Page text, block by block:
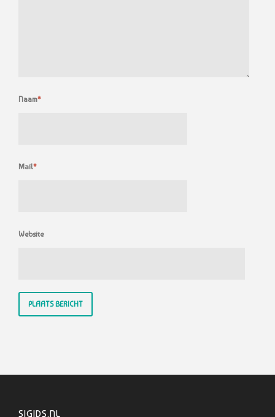
Naam*
Mail*
Website
SIGIDS.NL